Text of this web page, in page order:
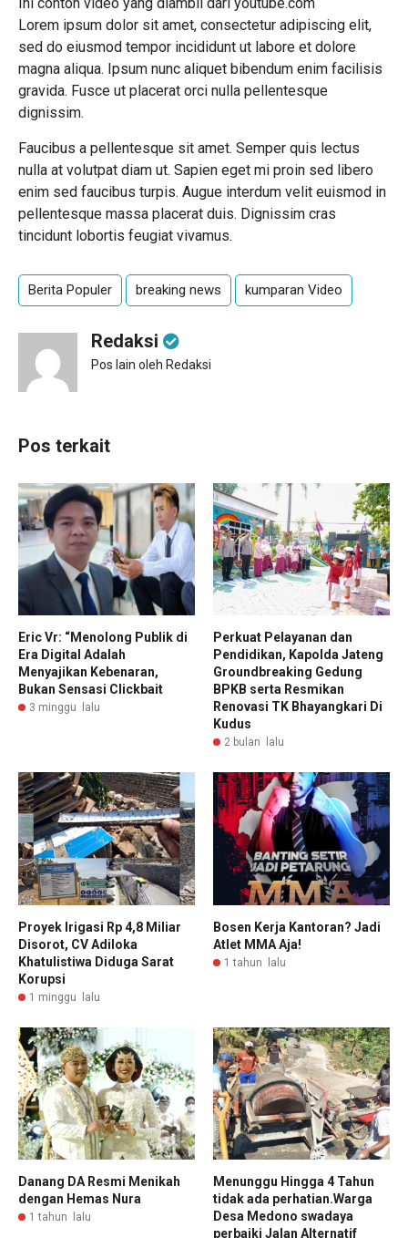
Lorem ipsum dolor sit amet, consectetur adipiscing elit,
sed do eiusmod tempor incididunt ut labore et dolore
magna aliqua. Ipsum nunc aliquet bibendum enim facilisis
gravida. Fusce ut placerat orci nulla pellentesque
dignissim.
Faucibus a pellentesque sit amet. Semper quis lectus
nulla at volutpat diam ut. Sapien eget mi proin sed libero
enim sed faucibus turpis. Augue interdum velit euismod in
pellentesque massa placerat duis. Dignissim cras
tincidunt lobortis feugiat vivamus.
Berita Populer breaking news kumparan Video
Redaksi
Pos lain oleh Redaksi
Pos terkait
Eric Vr: “Menolong Publik di
Era Digital Adalah
Menyajikan Kebenaran,
Bukan Sensasi Clickbait
3 minggu lalu
Perkuat Pelayanan dan
Pendidikan, Kapolda Jateng
Groundbreaking Gedung
BPKB serta Resmikan
Renovasi TK Bhayangkari Di
Kudus
2 bulan lalu
Proyek Irigasi Rp 4,8 Miliar
Disorot, CV Adiloka
Khatulistiwa Diduga Sarat
Korupsi
1 minggu lalu
Bosen Kerja Kantoran? Jadi
Atlet MMA Aja!
1 tahun lalu
Danang DA Resmi Menikah
dengan Hemas Nura
1 tahun lalu
Menunggu Hingga 4 Tahun
tidak ada perhatian.Warga
Desa Medono swadaya
perbaiki Jalan Alternatif